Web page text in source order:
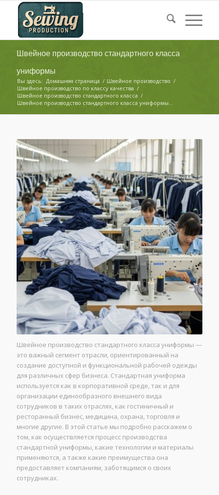
Швейное производство стандартного класса
униформы
Вы здесь: Домашняя страница / Швейное производство /
Швейное производство по классу качества /
Швейное производство стандартного класса /
Швейное производство стандартного класса униформы...
Швейное производство стандартного класса униформы —
это важный сегмент отрасли, ориентированный на
создание доступной и функциональной рабочей одежды
для различных сфер бизнеса. Стандартная униформа
используется как в корпоративной среде, так и для
организации единообразного внешнего вида
сотрудников в таких отраслях, как гостиничный и
ресторанный бизнес, медицина, охрана, торговля и
многие другие. В этой статье мы подробно расскажем о
том, как осуществляется процесс производства
стандартной униформы, какие технологии и материалы
применяются, а также какие преимущества она
предоставляет компаниям, заботящимся о своих
сотрудниках.